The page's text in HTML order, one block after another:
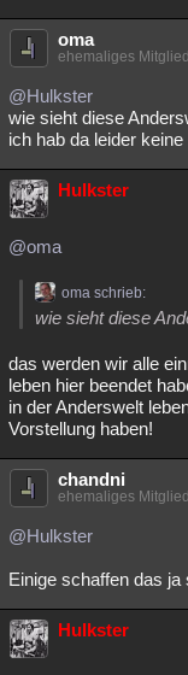
oma
ehemaliges Mitglied
@Hulkster
wie sieht diese
ich hab da leider
Hulkster
@oma
oma schrieb:
wie sieht diese
das werden wir alle
leben hier beendet
in der Anderswelt
Vorstellung haben!
chandni
ehemaliges Mitglied
@Hulkster
Einige schaffen das
Hulkster